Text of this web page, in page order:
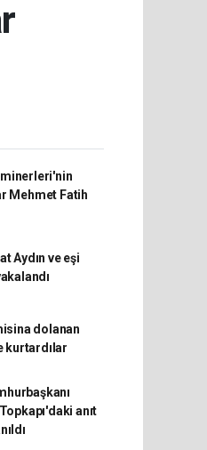
Mehmet Fatih
Aydın ve eşi
dolanan
kurtardılar
anıt